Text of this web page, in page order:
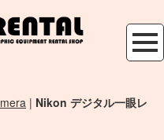
| Nikon デジタル一眼レ